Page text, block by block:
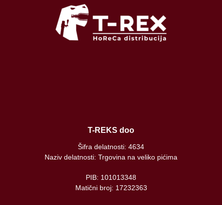
T-REKS doo
Šifra delatnosti: 4634
Naziv delatnosti: Trgovina na veliko pićima
PIB: 101013348
Matični broj: 17232363